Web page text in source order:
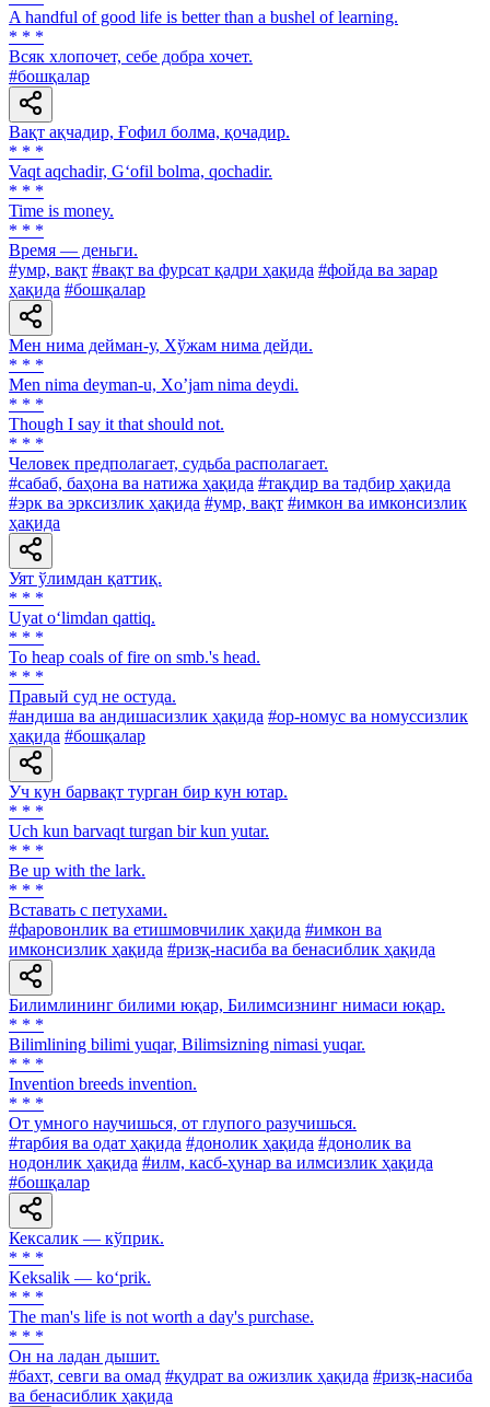
A handful of good life is better than a bushel of learning.
* * *
Всяк хлопочет, себе добра хочет.
#бошқалар
Вақт ақчадир, Ғофил болма, қочадир.
* * *
Vaqt aqchadir, G‘ofil bolma, qochadir.
* * *
Time is money.
* * *
Время — деньги.
#умр, вақт #вақт ва фурсат қадри ҳақида #фойда ва зарар
ҳақида #бошқалар
Мен нима дейман-у, Хўжам нима дейди.
* * *
Men nima deyman-u, Xoʼjam nima deydi.
* * *
Though I say it that should not.
* * *
Человек предполагает, судьба располагает.
#сабаб, баҳона ва натижа ҳақида #тақдир ва тадбир ҳақида
#эрк ва эрксизлик ҳақида #умр, вақт #имкон ва имконсизлик
ҳақида
Уят ўлимдан қаттиқ.
* * *
Uyat o‘limdan qattiq.
* * *
To heap coals of fire on smb.'s head.
* * *
Правый суд не остуда.
#андиша ва андишасизлик ҳақида #ор-номус ва номуссизлик
ҳақида #бошқалар
Уч кун барвақт турган бир кун ютар.
* * *
Uch kun barvaqt turgan bir kun yutar.
* * *
Be up with the lark.
* * *
Вставать с петухами.
#фаровонлик ва етишмовчилик ҳақида #имкон ва
имконсизлик ҳақида #ризқ-насиба ва бенасиблик ҳақида
Билимлининг билими юқар, Билимсизнинг нимаси юқар.
* * *
Bilimlining bilimi yuqar, Bilimsizning nimasi yuqar.
* * *
Invention breeds invention.
* * *
От умного научишься, от глупого разучишься.
#тарбия ва одат ҳақида #донолик ҳақида #донолик ва
нодонлик ҳақида #илм, касб-ҳунар ва илмсизлик ҳақида
#бошқалар
Кексалик — кўприк.
* * *
Keksalik — ko‘prik.
* * *
The man's life is not worth a day's purchase.
* * *
Он на ладан дышит.
#бахт, севги ва омад #қудрат ва ожизлик ҳақида #ризқ-насиба
ва бенасиблик ҳақида